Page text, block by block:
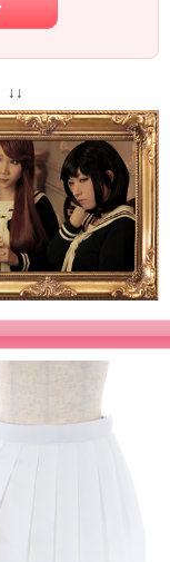
あたらない暗いところ
トです）
るよう加工しておりま
や部屋の照明により実
す。
はお受けできません。
↓↓